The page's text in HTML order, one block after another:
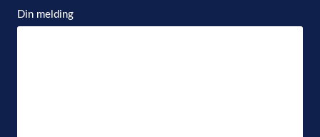
Din melding